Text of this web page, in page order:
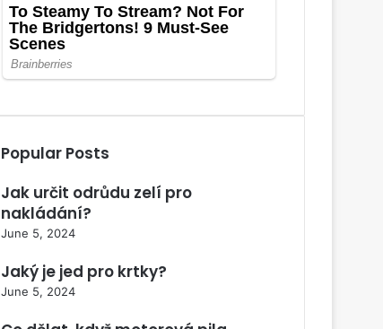
Popular Posts
Jak určit odrůdu zelí pro
nakládání?
June 5, 2024
Jaký je jed pro krtky?
June 5, 2024